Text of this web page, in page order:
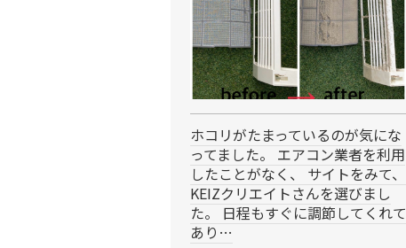
ホコリがたまっているのが気にな
ってました。 エアコン業者を利用
したことがなく、 サイトをみて、
KEIZクリエイトさんを選びまし
た。 日程もすぐに調節してくれて
あり…